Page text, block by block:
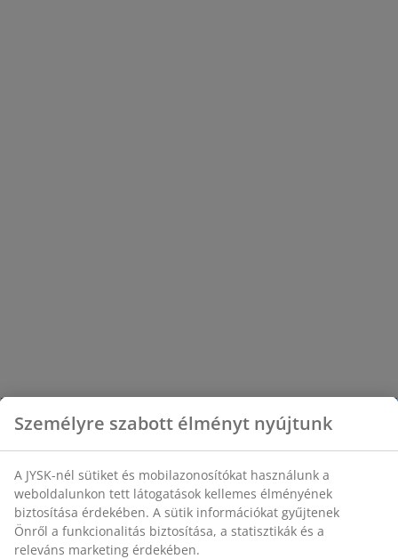
Személyre szabott élményt nyújtunk
A JYSK-nél sütiket és mobilazonosítókat használunk a
weboldalunkon tett látogatások kellemes élményének
biztosítása érdekében. A sütik információkat gyűjtenek
Önről a funkcionalitás biztosítása, a statisztikák és a
releváns marketing érdekében.